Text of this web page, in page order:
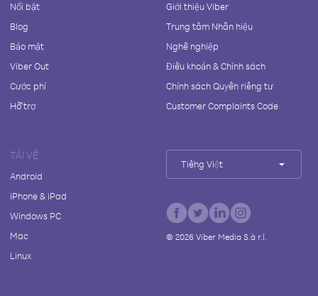
Nổi bật
Blog
Bảo mật
Viber Out
Cước phí
Hỗ trợ
Giới thiệu Viber
Trung tâm Nhãn hiệu
Nghề nghiệp
Điều khoản & Chính sách
Chính sách Quyền riêng tư
Customer Complaints Code
TẢI VỀ
Android
iPhone & iPad
Windows PC
Mac
Linux
Tiếng Việt
© 2026Viber Media S.à r.l.